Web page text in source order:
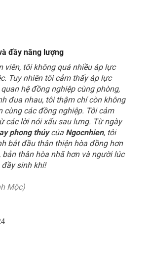
đầy năng lượng
viên, tôi không quá nhiều áp lực
Tuy nhiên tôi cảm thấy áp lực
hệ đồng nghiệp cùng phòng,
đua nhau, tôi thậm chí còn không
cùng các đồng nghiệp. Tôi cảm
các lời nói xấu sau lưng. Từ ngày
phong thủycủa Ngocnhien, tôi
bắt đầu thân thiện hòa đồng hơn
bản thân hòa nhã hơn và người lúc
sinh khí!
Mộc)